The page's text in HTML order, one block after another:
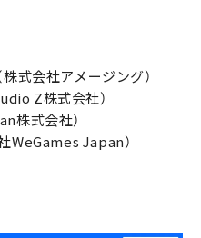
株式会社アメージング）
Z株式会社）
株式会社）
WeGames Japan）